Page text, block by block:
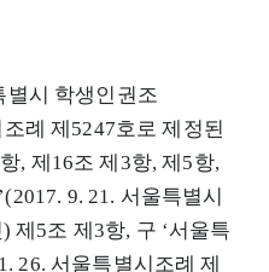
별시 학생인권조
례 제5247호로 제정된
, 제16조 제3항, 제5항,
9. 21. 서울특별시
제5조 제3항, 구 ‘서울특
26. 서울특별시조례 제